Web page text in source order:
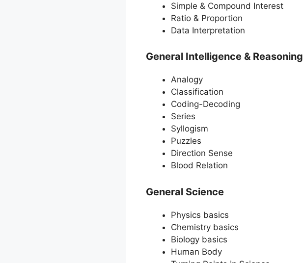
Simple & Compound Interest
Ratio & Proportion
Data Interpretation
General Intelligence & Reasoning
Analogy
Classification
Coding-Decoding
Series
Syllogism
Puzzles
Direction Sense
Blood Relation
General Science
Physics basics
Chemistry basics
Biology basics
Human Body